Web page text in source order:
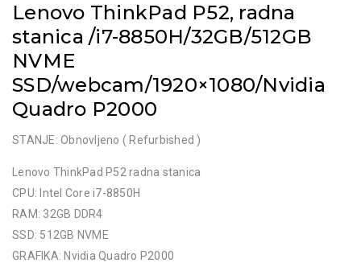
Lenovo ThinkPad P52, radna
stanica /i7-8850H/32GB/512GB
NVME
SSD/webcam/1920×1080/Nvidia
Quadro P2000
STANJE: Obnovljeno ( Refurbished )
Lenovo ThinkPad P52 radna stanica
CPU: Intel Core i7-8850H
RAM: 32GB DDR4
SSD: 512GB NVME
GRAFIKA: Nvidia Quadro P2000